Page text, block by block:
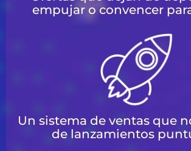
empujar o convencer
Un sistema de ventas que
de lanzamientos